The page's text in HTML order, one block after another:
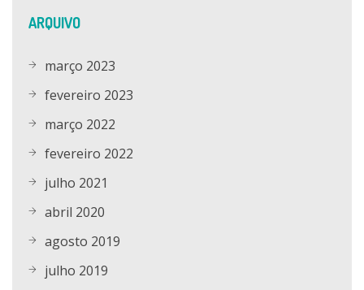
ARQUIVO
março 2023
fevereiro 2023
março 2022
fevereiro 2022
julho 2021
abril 2020
agosto 2019
julho 2019